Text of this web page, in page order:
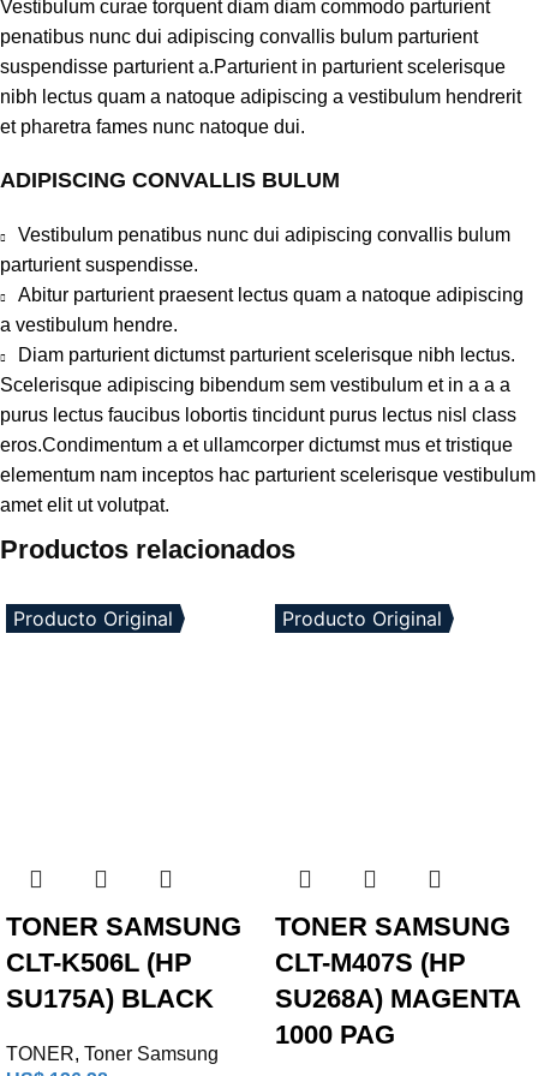
Vestibulum curae torquent diam diam commodo parturient
penatibus nunc dui adipiscing convallis bulum parturient
suspendisse parturient a.Parturient in parturient scelerisque
nibh lectus quam a natoque adipiscing a vestibulum hendrerit
et pharetra fames nunc natoque dui.
ADIPISCING CONVALLIS BULUM
Vestibulum penatibus nunc dui adipiscing convallis bulum
parturient suspendisse.
Abitur parturient praesent lectus quam a natoque adipiscing
a vestibulum hendre.
Diam parturient dictumst parturient scelerisque nibh lectus.
Scelerisque adipiscing bibendum sem vestibulum et in a a a
purus lectus faucibus lobortis tincidunt purus lectus nisl class
eros.Condimentum a et ullamcorper dictumst mus et tristique
elementum nam inceptos hac parturient scelerisque vestibulum
amet elit ut volutpat.
Productos relacionados
Producto Original
TONER SAMSUNG
CLT-K506L (HP
SU175A) BLACK
TONER, Toner Samsung
Producto Original
TONER SAMSUNG
CLT-M407S (HP
SU268A) MAGENTA
1000 PAG